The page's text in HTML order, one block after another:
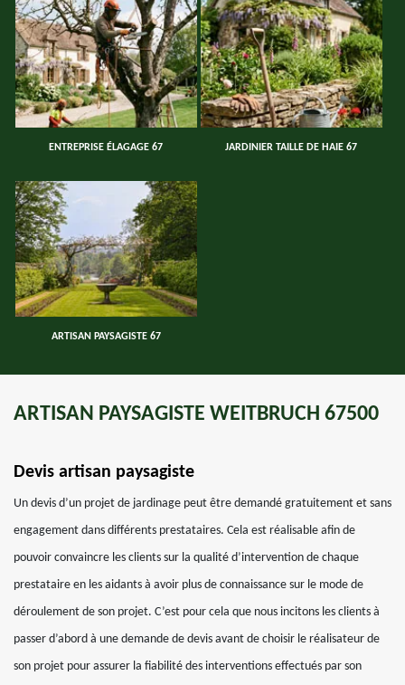
ENTREPRISE ÉLAGAGE 67 JARDINIER TAILLE DE HAIE 67
ARTISAN PAYSAGISTE 67
ARTISAN PAYSAGISTE WEITBRUCH 67500
Devis artisan paysagiste
Un devis d’un projet de jardinage peut être demandé gratuitement et sans
engagement dans différents prestataires. Cela est réalisable afin de
pouvoir convaincre les clients sur la qualité d’intervention de chaque
prestataire en les aidants à avoir plus de connaissance sur le mode de
déroulement de son projet. C’est pour cela que nous incitons les clients à
passer d’abord à une demande de devis avant de choisir le réalisateur de
son projet pour assurer la fiabilité des interventions effectués par son